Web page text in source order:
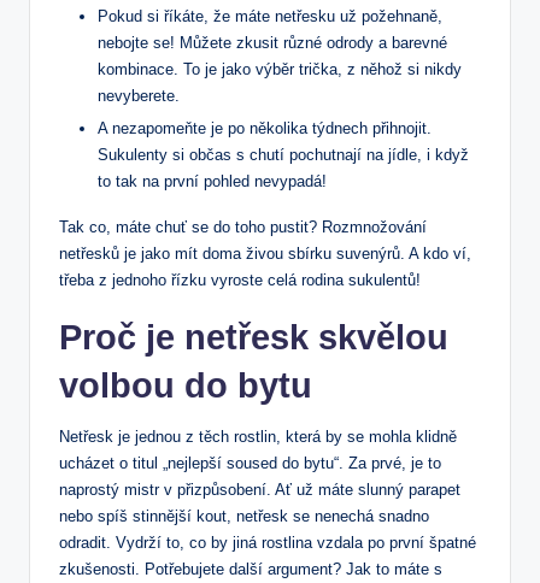
Pokud si říkáte, že máte netřesku už požehnaně,
nebojte se! Můžete zkusit různé odrody a barevné
kombinace. To je jako výběr trička, z něhož si nikdy
nevyberete.
A nezapomeňte je po několika týdnech přihnojit.
Sukulenty si občas s chutí pochutnají na jídle, i když
to tak na první pohled nevypadá!
Tak co, máte chuť se do toho pustit? Rozmnožování
netřesků je jako mít doma živou sbírku suvenýrů. A kdo ví,
třeba z jednoho řízku vyroste celá rodina sukulentů!
Proč je netřesk skvělou
volbou do bytu
Netřesk je jednou z těch rostlin, která by se mohla klidně
ucházet o titul „nejlepší soused do bytu“. Za prvé, je to
naprostý mistr v přizpůsobení. Ať už máte slunný parapet
nebo spíš stinnější kout, netřesk se nenechá snadno
odradit. Vydrží to, co by jiná rostlina vzdala po první špatné
zkušenosti. Potřebujete další argument? Jak to máte s